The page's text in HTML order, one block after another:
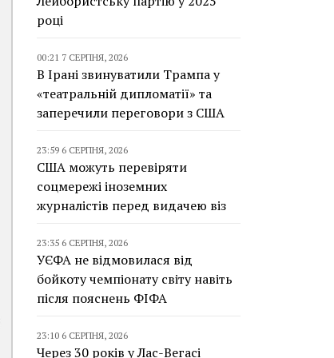
році
00:21 7 СЕРПНЯ, 2026
В Ірані звинуватили Трампа у
«театральній дипломатії» та
заперечили переговори з США
23:59 6 СЕРПНЯ, 2026
США можуть перевіряти
соцмережі іноземних
журналістів перед видачею віз
23:35 6 СЕРПНЯ, 2026
УЄФА не відмовилася від
бойкоту чемпіонату світу навіть
після пояснень ФІФА
23:10 6 СЕРПНЯ, 2026
Через 30 років у Лас-Вегасі